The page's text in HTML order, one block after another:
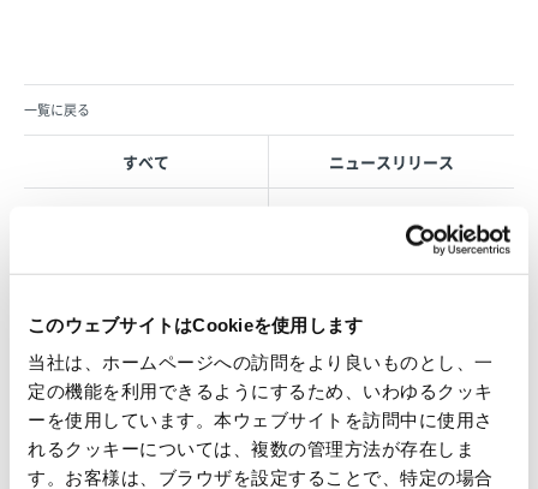
このウェブサイトはCookieを使用します
当社は、ホームページへの訪問をより良いものとし、一
定の機能を利用できるようにするため、いわゆるクッキ
ーを使用しています。本ウェブサイトを訪問中に使用さ
れるクッキーについては、複数の管理方法が存在しま
す。お客様は、ブラウザを設定することで、特定の場合
一覧に戻る
すべて ニュースリリース
OVOL LOOP
グループ紹介映像【日本語版】
2026.07.17
事業紹介
動画